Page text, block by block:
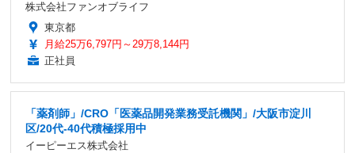
株式会社ファンオブライフ
東京都
月給25万6,797円～29万8,144円
正社員
「薬剤師」/CRO「医薬品開発業務受託機関」/大阪市淀川
区/20代-40代積極採用中
イーピーエス株式会社